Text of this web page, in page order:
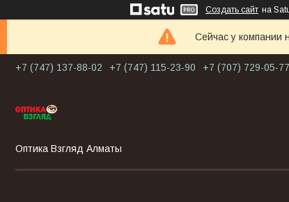
Создать сайт на
Сейчас у компании
+7 (747) 137-88-02 +7 (747) 115-23-90 +7 (707) 729-05-77
Оптика Взгляд Алматы